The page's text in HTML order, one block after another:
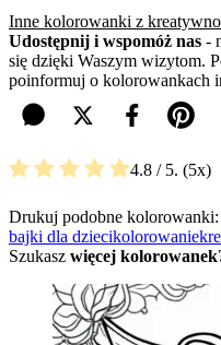
Inne kolorowanki z
Udostępnij i wspomóż nas -
się dzięki Waszym wizytom.
poinformuj o kolorowankach
4.8 / 5. 5
Drukuj podobne kolorowanki:
bajki dla dziecikolorowanie
Szukasz więcej